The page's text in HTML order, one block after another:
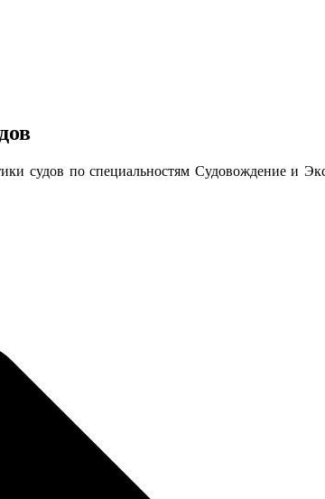
судов по специальностям Судовождение и